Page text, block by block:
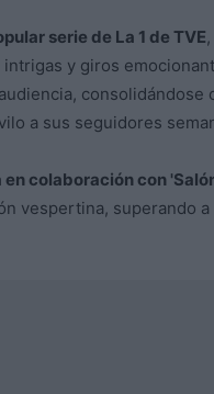
serie de La 1 de TVE,
y giros
consolidándose
a sus seguidores
en colaboración con
vespertina, superando